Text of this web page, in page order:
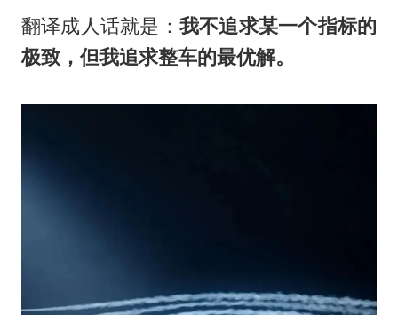
翻译成人话就是： 我不追求某一个指标的
极致，但我追求整车的最优解。